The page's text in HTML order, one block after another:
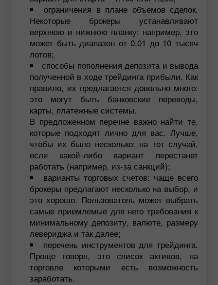
ограничения в плане объемов сделок.
Некоторые брокеры устанавливают
верхнюю и нижнюю планку: например, это
может быть диапазон от 0.01 до 10 тысяч
лотов;
способы пополнения депозита и вывода
полученной в ходе трейдинга прибыли. Как
правило, их предлагается довольно много:
это могут быть банковские переводы,
карты, платежные системы.
В предложенном перечне важно найти те,
которые подходят лично для вас. Лучше,
чтобы их было несколько: на тот случай,
если какой-либо вариант перестанет
работать (например, из-за санкций);
варианты торговых счетов: чаще всего
брокеры предлагают несколько на выбор, и
это хорошо. Пользователь может выбрать
самые приемлемые для него требования к
минимальному депозиту, валюте, размеру
левериджа и так далее;
перечень инструментов для трейдинга.
Проще говоря, это список активов, на
торговле которыми есть возможность
заработать.